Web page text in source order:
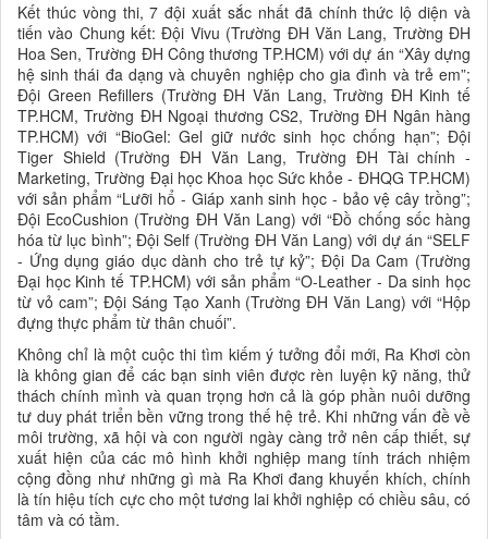
Kết thúc vòng thi, 7 đội xuất sắc nhất đã chính thức lộ diện và
tiến vào Chung kết: Đội Vivu (Trường ĐH Văn Lang, Trường ĐH
Hoa Sen, Trường ĐH Công thương TP.HCM) với dự án “Xây dựng
hệ sinh thái đa dạng và chuyên nghiệp cho gia đình và trẻ em”;
Đội Green Refillers (Trường ĐH Văn Lang, Trường ĐH Kinh tế
TP.HCM, Trường ĐH Ngoại thương CS2, Trường ĐH Ngân hàng
TP.HCM) với “BioGel: Gel giữ nước sinh học chống hạn”; Đội
Tiger Shield (Trường ĐH Văn Lang, Trường ĐH Tài chính -
Marketing, Trường Đại học Khoa học Sức khỏe - ĐHQG TP.HCM)
với sản phẩm “Lưỡi hổ - Giáp xanh sinh học - bảo vệ cây trồng”;
Đội EcoCushion (Trường ĐH Văn Lang) với “Đồ chống sốc hàng
hóa từ lục bình”; Đội Self (Trường ĐH Văn Lang) với dự án “SELF
- Ứng dụng giáo dục dành cho trẻ tự kỷ”; Đội Da Cam (Trường
Đại học Kinh tế TP.HCM) với sản phẩm “O-Leather - Da sinh học
từ vỏ cam”; Đội Sáng Tạo Xanh (Trường ĐH Văn Lang) với “Hộp
đựng thực phẩm từ thân chuối”.
Không chỉ là một cuộc thi tìm kiếm ý tưởng đổi mới, Ra Khơi còn
là không gian để các bạn sinh viên được rèn luyện kỹ năng, thử
thách chính mình và quan trọng hơn cả là góp phần nuôi dưỡng
tư duy phát triển bền vững trong thế hệ trẻ. Khi những vấn đề về
môi trường, xã hội và con người ngày càng trở nên cấp thiết, sự
xuất hiện của các mô hình khởi nghiệp mang tính trách nhiệm
cộng đồng như những gì mà Ra Khơi đang khuyến khích, chính
là tín hiệu tích cực cho một tương lai khởi nghiệp có chiều sâu, có
tâm và có tầm.